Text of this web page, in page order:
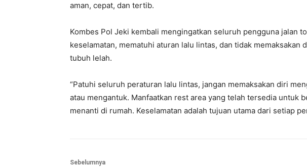
aman, cepat, dan tertib.
Kombes Pol Jeki kembali mengingatkan seluruh pengguna jalan
keselamatan, mematuhi aturan lalu lintas, dan tidak memaksakan
tubuh lelah.
“Patuhi seluruh peraturan lalu lintas, jangan memaksakan diri
atau mengantuk. Manfaatkan rest area yang telah tersedia untuk
menanti di rumah. Keselamatan adalah tujuan utama dari setiap
Sebelumnya